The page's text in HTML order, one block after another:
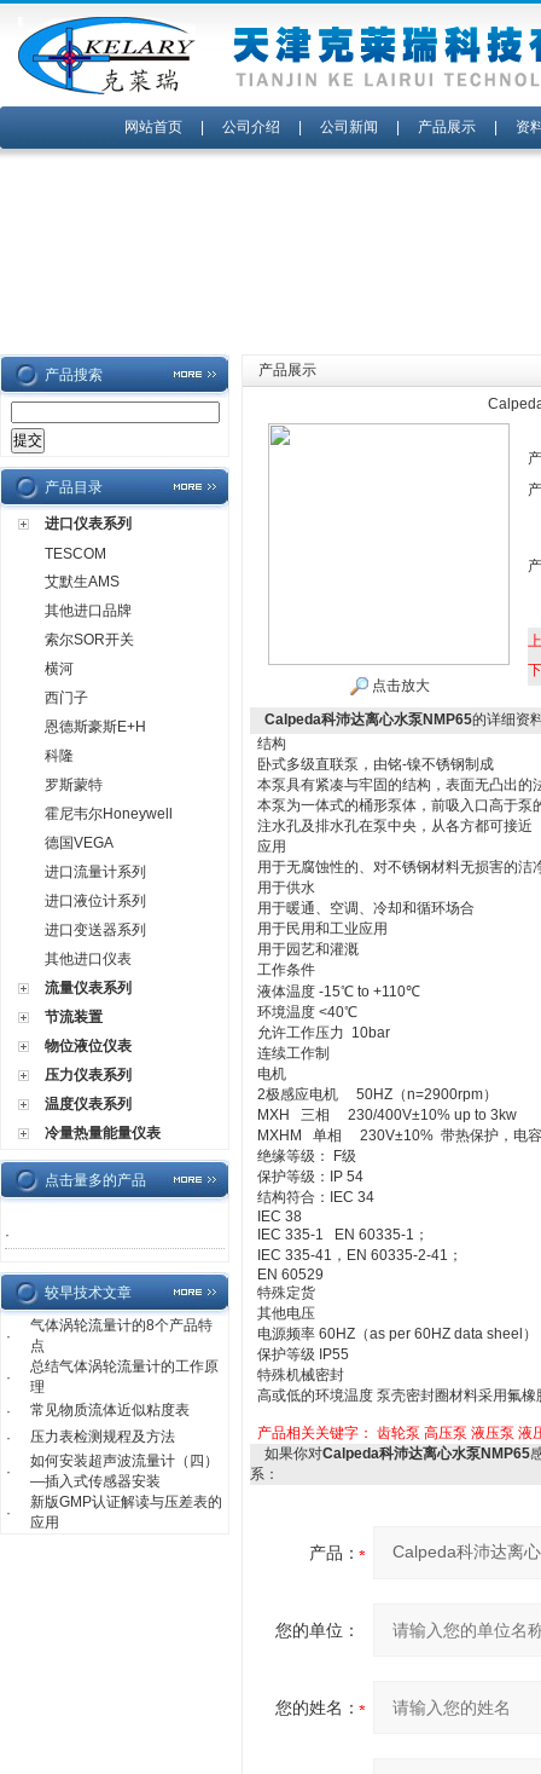
网站首页| 公司介绍 公司新闻 产品展示| 资
产品搜索
产品目录
进口仪表系列
TESCOM
艾默生AMS
其他进口品牌
索尔SOR开关
横河
西门子
恩德斯豪斯E+H
科隆
罗斯蒙特
霍尼韦尔Honeywell
德国VEGA
进口流量计系列
进口液位计系列
进口变送器系列
其他进口仪表
流量仪表系列
节流装置
物位液位仪表
压力仪表系列
温度仪表系列
冷量热量能量仪表
点击量多的产品
·
较早技术文章
·
气体涡轮流量计的8个产品特
点
·
总结气体涡轮流量计的工作原
理
·
常见物质流体近似粘度表
·
压力表检测规程及方法
·
如何安装超声波流量计（四）
—插入式传感器安装
·
新版GMP认证解读与压差表的
应用
产品展示
点击放大
Calpeda科沛达离心水泵NMP65的详细资
结构
卧式多级直联泵，由铭-镍不锈钢制成
本泵具有紧凑与牢固的结构，表面无凸出
本泵为一体式的桶形泵体，前吸入口高于泵
注水孔及排水孔在泵中央，从各方都可接近
应用
用于无腐蚀性的、对不锈钢材料无损害的
用于供水
用于暖通、空调、冷却和循环场合
用于民用和工业应用
用于园艺和灌溉
工作条件
液体温度 -15℃ to +110℃
环境温度 <40℃
允许工作压力 10bar
连续工作制
电机
2极感应电机 50HZ（n=2900rpm）
MXH 三相 230/400V±10% up to 3kw
MXHM 单相 230V±10% 带热保护，电容
绝缘等级： F级
保护等级：IP 54
结构符合：IEC 34
IEC 38
IEC 335-1 EN 60335-1；
IEC 335-41，EN 60335-2-41；
EN 60529
特殊定货
其他电压
电源频率 60HZ（as per 60HZ data sheel）
保护等级 IP55
特殊机械密封
高或低的环境温度 泵壳密封圈材料采用氟橡
产品相关关键字： 齿轮泵 高压泵 液压泵 液
如果你对Calpeda科沛达离心水泵NMP65
系：
产品：
您的单位：
您的姓名：